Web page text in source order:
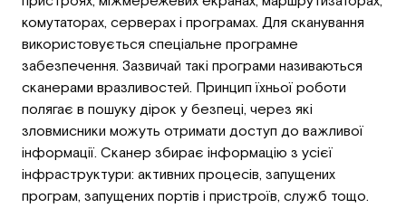
комутаторах, серверах і програмах. Для сканування
використовується спеціальне програмне
забезпечення. Зазвичай такі програми називаються
сканерами вразливостей. Принцип їхньої роботи
полягає в пошуку дірок у безпеці, через які
зловмисники можуть отримати доступ до важливої ​​
інформації. Сканер збирає інформацію з усієї
інфраструктури: активних процесів, запущених
програм, запущених портів і пристроїв, служб тощо.